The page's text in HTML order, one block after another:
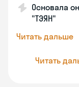
Основала
"ТЭЯН"
Читать дальше
Читать